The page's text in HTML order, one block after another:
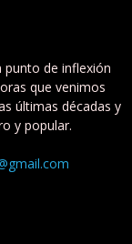
punto de inflexión
que venimos
últimas décadas y
y popular.